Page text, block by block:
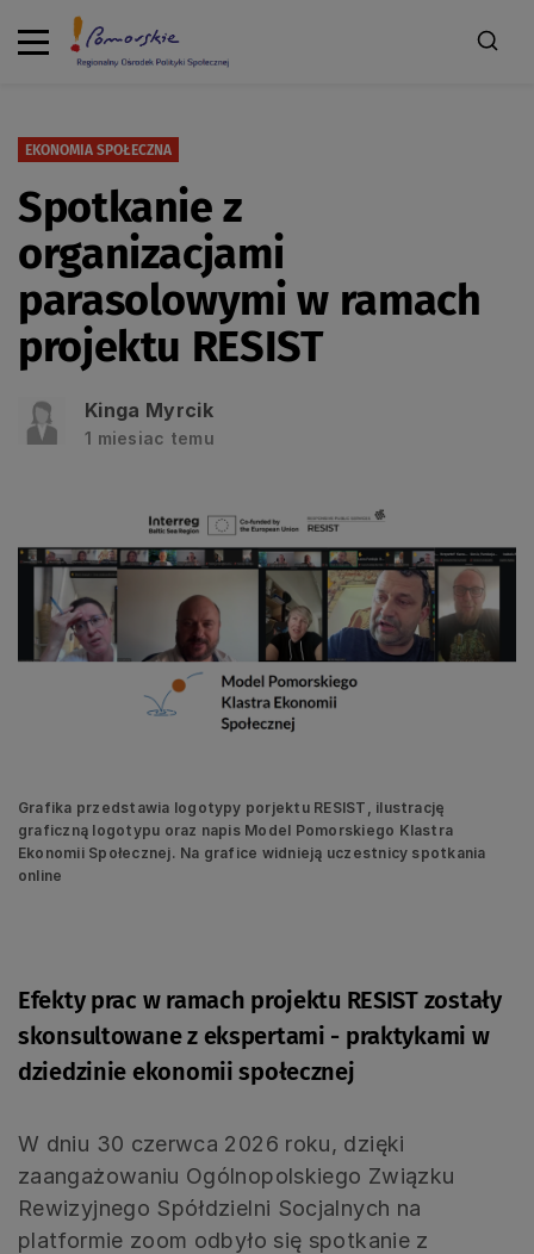
EKONOMIA SPOŁECZNA
Spotkanie z
organizacjami
parasolowymi w ramach
projektu RESIST
Kinga Myrcik
1 miesiac temu
Grafika przedstawia logotypy porjektu RESIST, ilustrację
graficzną logotypu oraz napis Model Pomorskiego Klastra
Ekonomii Społecznej. Na grafice widnieją uczestnicy spotkania
online
Efekty prac w ramach projektu RESIST zostały
skonsultowane z ekspertami - praktykami w
dziedzinie ekonomii społecznej
W dniu 30 czerwca 2026 roku, dzięki
zaangażowaniu Ogólnopolskiego Związku
Rewizyjnego Spółdzielni Socjalnych na
platformie zoom odbyło się spotkanie z